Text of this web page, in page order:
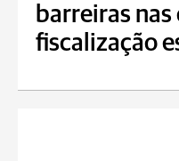
barreiras nas
fiscalização